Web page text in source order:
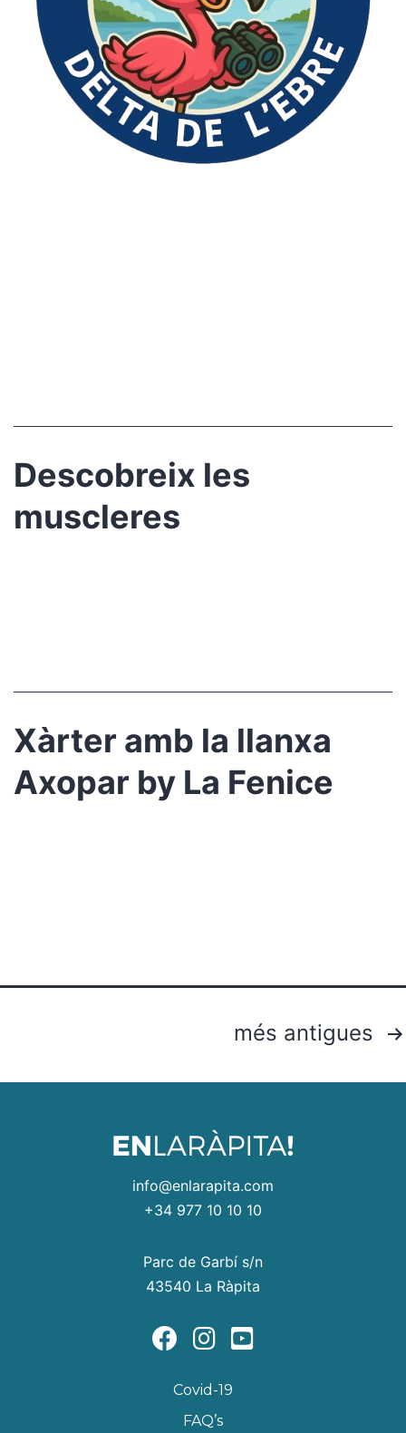
Descobreix les
muscleres
Xàrter amb la llanxa
Axopar by La Fenice
més antigues
info@enlarapita.com
+34 977 10 10 10
Parc de Garbí s/n
43540 La Ràpita
Covid-19
FAQ’s